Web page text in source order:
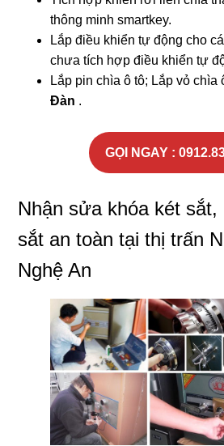
thông minh smartkey.
Lắp điều khiển tự động cho
chưa tích hợp điều khiển tự
Lắp pin chìa ô tô; Lắp vỏ chìa
Đàn .
GỌI NGAY :
Nhận sửa khóa két
sắt an toàn tại thị trấn
Nghệ An